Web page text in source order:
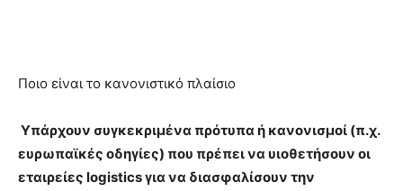
Ποιο είναι το κανονιστικό πλαίσιο
Υπάρχουν συγκεκριμένα πρότυπα ή κανονισμοί (π.χ.
ευρωπαϊκές οδηγίες) που πρέπει να υιοθετήσουν οι
εταιρείες logistics για να διασφαλίσουν την